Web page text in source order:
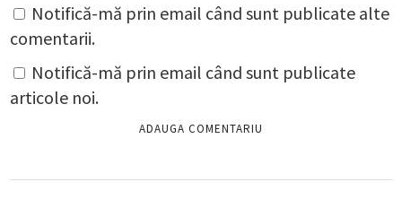
Notifică-mă prin email când sunt publicate alte
comentarii.
Notifică-mă prin email când sunt publicate
articole noi.